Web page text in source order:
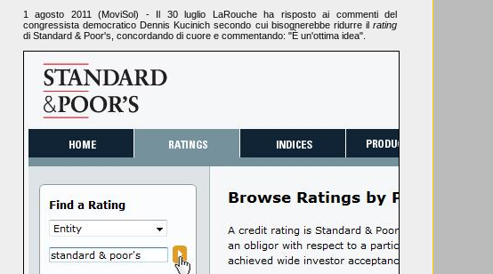
1 agosto 2011 (MoviSol) - Il 30 luglio LaRouche ha risposto ai commenti del
congressista democratico Dennis Kucinich secondo cui bisognerebbe ridurre il rating
di Standard & Poor's, concordando di cuore e commentando: "È un'ottima idea".